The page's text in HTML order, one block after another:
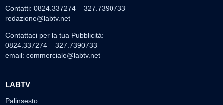
Contatti: 0824.337274 – 327.7390733
redazione@labtv.net
Contattaci per la tua Pubblicità:
0824.337274 – 327.7390733
email: commerciale@labtv.net
LABTV
Palinsesto